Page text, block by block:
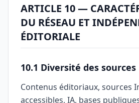
ARTICLE 10 —
DU RÉSEAU ET
ÉDITORIALE
10.1 Diversité des sources
Contenus éditoriaux, sources
accessibles, IA, bases